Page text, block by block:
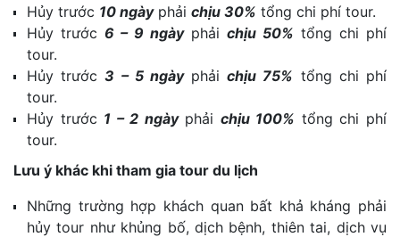
Hủy trước 10 ngàyphải chịu 30% tổng chi phí tour.
Hủy trước 6 – 9 ngàyphải chịu 50% tổng chi phí
tour.
Hủy trước3 – 5 ngàyphảichịu 75% tổng chi phí
tour.
Hủy trước 1 – 2 ngàyphải chịu 100% tổng chi phí
tour.
Lưu ý khác khi tham gia tour du lịch
Những trường hợp khách quan bất khả kháng phải
hủy tour như khủng bố, dịch bệnh, thiên tai, dịch vụ